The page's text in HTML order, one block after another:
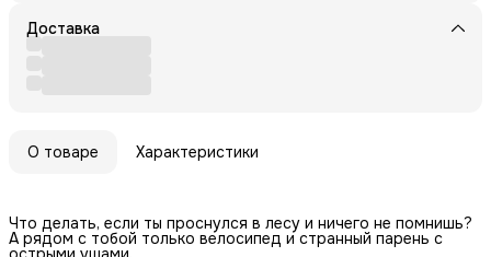
Доставка
О товаре Характеристики
Что делать, если ты проснулся в лесу и ничего не помнишь?
А рядом с тобой только велосипед и странный парень с